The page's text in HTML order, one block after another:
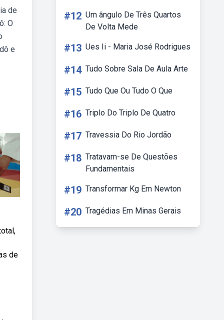
de
O
e
de
#12 Um ângulo De Três Quartos
De Volta Mede
#13 Ues Ii - Maria José Rodrigues
#14 Tudo Sobre Sala De Aula Arte
#15 Tudo Que Ou Tudo O Que
#16 Triplo Do Triplo De Quatro
#17 Travessia Do Rio Jordão
#18 Tratavam-se De Questões
Fundamentais
#19 Transformar Kg Em Newton
#20 Tragédias Em Minas Gerais